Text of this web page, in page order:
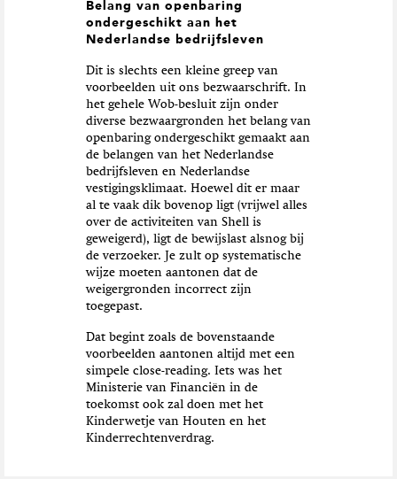
Belang van openbaring
ondergeschikt aan het
Nederlandse bedrijfsleven
Dit is slechts een kleine greep van
voorbeelden uit ons bezwaarschrift. In
het gehele Wob-besluit zijn onder
diverse bezwaargronden het belang van
openbaring ondergeschikt gemaakt aan
de belangen van het Nederlandse
bedrijfsleven en Nederlandse
vestigingsklimaat. Hoewel dit er maar
al te vaak dik bovenop ligt (vrijwel alles
over de activiteiten van Shell is
geweigerd), ligt de bewijslast alsnog bij
de verzoeker. Je zult op systematische
wijze moeten aantonen dat de
weigergronden incorrect zijn
toegepast.
Dat begint zoals de bovenstaande
voorbeelden aantonen altijd met een
simpele close-reading. Iets was het
Ministerie van Financiën in de
toekomst ook zal doen met het
Kinderwetje van Houten en het
Kinderrechtenverdrag.